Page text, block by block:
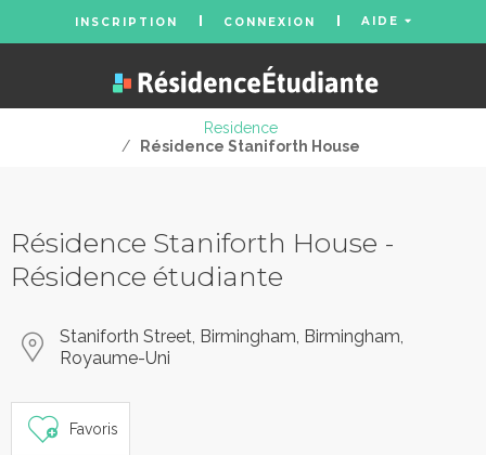
INSCRIPTION CONNEXION AIDE
Residence
/
Résidence Staniforth House
Résidence Staniforth House -
Résidence étudiante
Staniforth Street, Birmingham, Birmingham,
Royaume-Uni
Favoris